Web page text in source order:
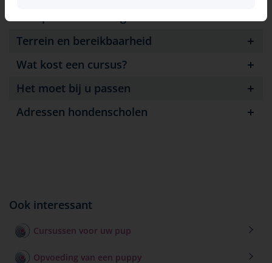
Terrein en bereikbaarheid
Wat kost een cursus?
Het moet bij u passen
Adressen hondenscholen
Ook interessant
Cursussen voor uw pup
Opvoeding van een puppy